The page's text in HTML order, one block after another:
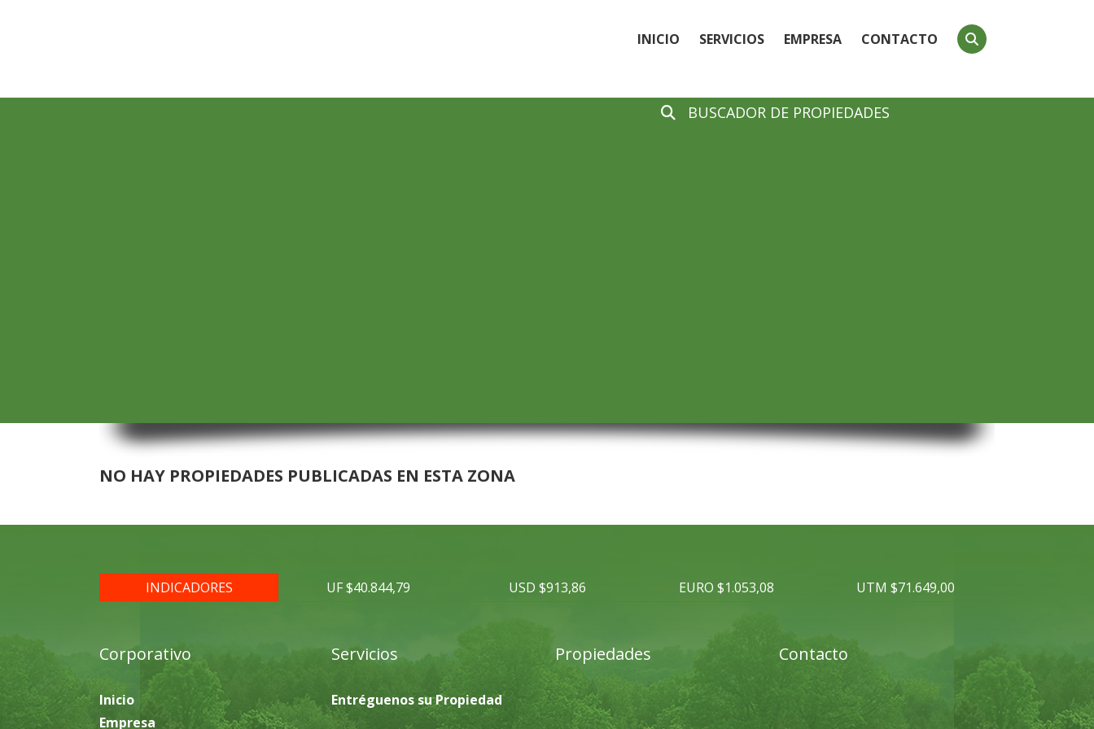
INICIO SERVICIOS EMPRESA CONTACTO
BUSCADOR DE PROPIEDADES
NO HAY PROPIEDADES PUBLICADAS EN ESTA ZONA
INDICADORES UF $40.844,79 USD $913,86 EURO $1.053,08 UTM $71.649,00
Corporativo
Inicio
Empresa
Servicios
Entréguenos su Propiedad
Propiedades Contacto